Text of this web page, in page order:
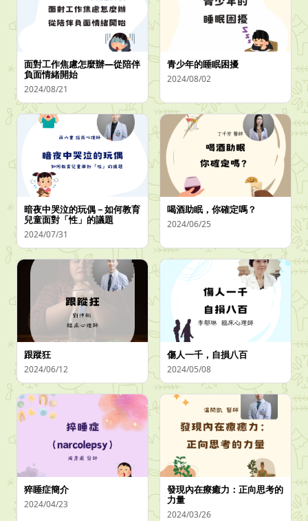
面對工作焦慮怎麼辦—從陪伴
負面情緒開始
2024/08/21
青少年的睡眠困擾
2024/08/02
暗夜中哭泣的玩偶－如何教育
兒童面對「性」的議題
2024/07/31
喝酒助眠，你確定嗎？
2024/06/25
跟蹤狂
2024/06/12
傷人一千，自損八百
2024/05/08
猝睡症簡介
2024/04/23
發現內在療癒力：正向思考的
力量
2024/03/26